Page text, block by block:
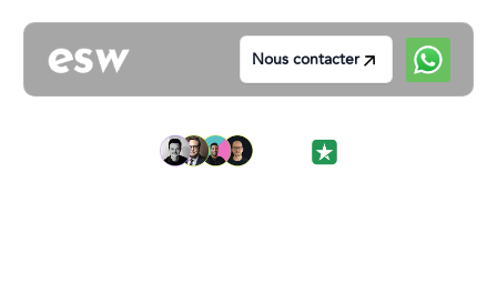
Nous contacter